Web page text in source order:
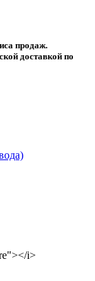
продаж.
доставкой по
i>